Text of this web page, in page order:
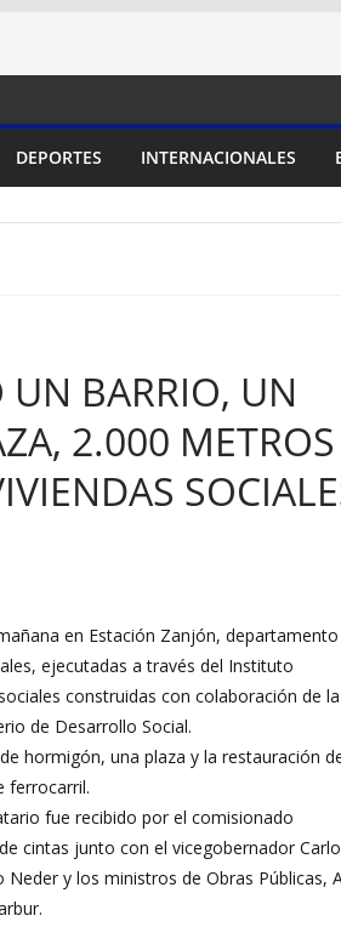
DEPORTES INTERNACIONALES
UN BARRIO, UN
2.000 METROS
en Estación Zanjón, departamento
ejecutadas a través del Instituto
construidas con colaboración de la
de Desarrollo Social.
hormigón, una plaza y la restauración
ferrocarril.
fue recibido por el comisionado
cintas junto con el vicegobernador
Neder y los ministros de Obras Públicas,